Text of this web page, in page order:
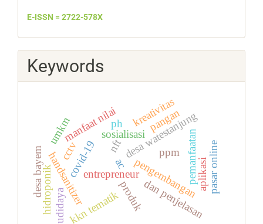
E-ISSN = 2722-578X
Keywords
desa watestanjung
sosialisasi
entrepreneur
covid-19
handsanitizer pengembangan
pemanfaatan
dan penjelasan
hidroponik
ac
ph
ppm
nft
produk
manfaat nilai
desa bayem aplikasi
kkn tematik
pasar online
pangan
budidaya
kreativitas
cctv
umkm